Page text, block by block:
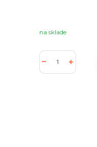
na sklade